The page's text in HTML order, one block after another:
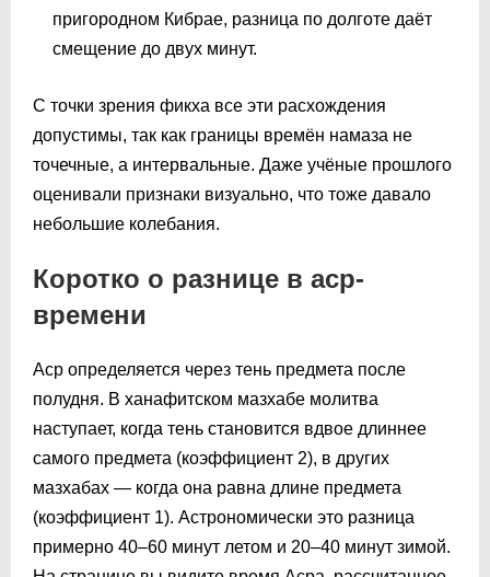
пригородном Кибрае, разница по долготе даёт
смещение до двух минут.
С точки зрения фикха все эти расхождения
допустимы, так как границы времён намаза не
точечные, а интервальные. Даже учёные прошлого
оценивали признаки визуально, что тоже давало
небольшие колебания.
Коротко о разнице в аср-
времени
Аср определяется через тень предмета после
полудня. В ханафитском мазхабе молитва
наступает, когда тень становится вдвое длиннее
самого предмета (коэффициент 2), в других
мазхабах — когда она равна длине предмета
(коэффициент 1). Астрономически это разница
примерно 40–60 минут летом и 20–40 минут зимой.